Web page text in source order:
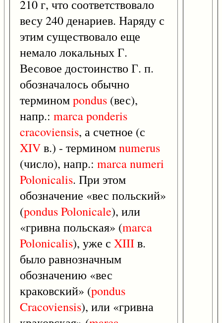
210 г, что соответствовало
весу 240 денариев. Наряду с
этим существовало еще
немало локальных Г.
Весовое достоинство Г. п.
обозначалось обычно
терминомpondus (вес),
напр.: marcaponderis
cracoviensis, а счетное (с
XIVв.) - терминомnumerus
(число), напр.: marcanumeri
Polonicalis. При этом
обозначение «вес польский»
(pondusPolonicale), или
«гривна польская» (marca
Polonicalis), уже с XIIIв.
было равнозначным
обозначению «вес
краковский» (pondus
Cracoviensis), или «гривна